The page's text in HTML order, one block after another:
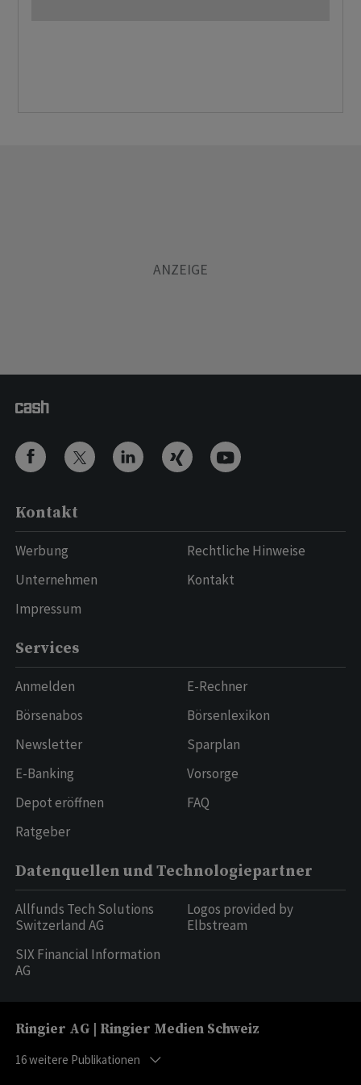
Kontakt
Werbung
Unternehmen
Impressum
Rechtliche Hinweise
Kontakt
Services
Anmelden
Börsenabos
Newsletter
E-Banking
Depot eröffnen
Ratgeber
E-Rechner
Börsenlexikon
Sparplan
Vorsorge
FAQ
Datenquellen und Technologiepartner
Allfunds Tech Solutions
Switzerland AG
SIX Financial Information
AG
Logos provided by
Elbstream
Ringier AG | Ringier Medien Schweiz
16weitere Publikationen